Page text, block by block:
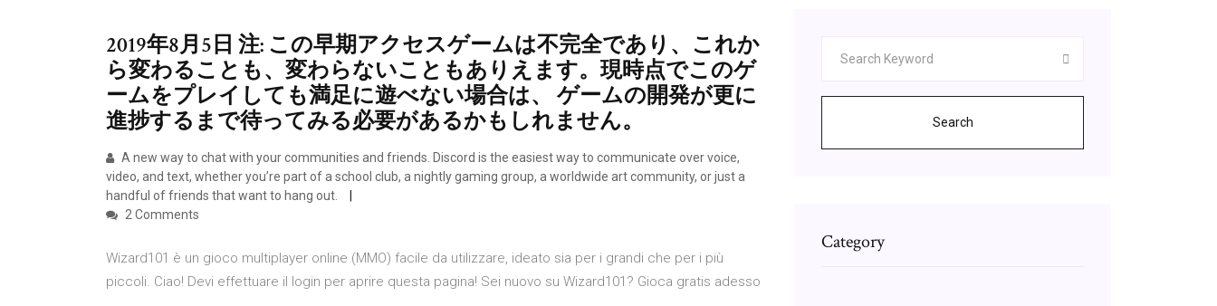
2019年8月5日 注: この早期アクセスゲームは不完全であり、これか
ら変わることも、変わらないこともありえます。現時点でこのゲ
ームをプレイしても満足に遊べない場合は、 ゲームの開発が更に
進捗するまで待ってみる必要があるかもしれません。
A new way to chat with your communities and friends. Discord is the easiest way to communicate over voice,
video, and text, whether you’re part of a school club, a nightly gaming group, a worldwide art community, or just a
handful of friends that want to hang out.
2 Comments
Wizard101 è un gioco multiplayer online (MMO) facile da utilizzare, ideato sia per i grandi che per i più
piccoli. Ciao! Devi effettuare il login per aprire questa pagina! Sei nuovo su Wizard101? Gioca gratis adesso
Search
Category